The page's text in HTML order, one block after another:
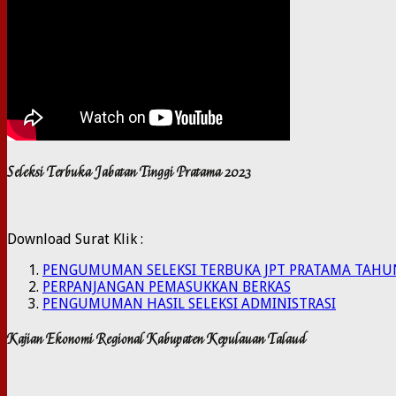
Seleksi Terbuka Jabatan Tinggi Pratama 2023
Download Surat Klik :
PENGUMUMAN SELEKSI TERBUKA JPT PRATAMA
PERPANJANGAN PEMASUKKAN BERKAS
PENGUMUMAN HASIL SELEKSI ADMINISTRASI
Kajian Ekonomi Regional Kabupaten Kepulauan Talaud